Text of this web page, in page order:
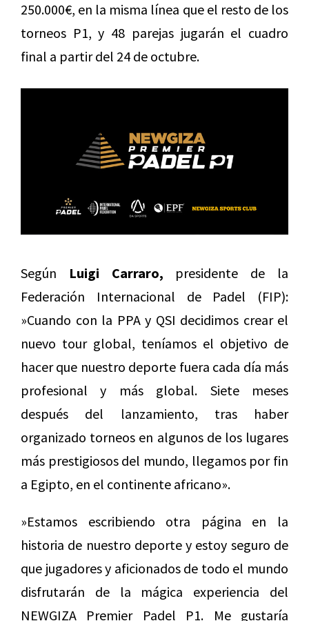
250.000€, en la misma línea que el resto de los
torneos P1, y 48 parejas jugarán el cuadro
final a partir del 24 de octubre.
Según Luigi Carraro, presidente de la
Federación Internacional de Padel (FIP):
»Cuando con la PPA y QSI decidimos crear el
nuevo tour global, teníamos el objetivo de
hacer que nuestro deporte fuera cada día más
profesional y más global. Siete meses
después del lanzamiento, tras haber
organizado torneos en algunos de los lugares
más prestigiosos del mundo, llegamos por fin
a Egipto, en el continente africano».
»Estamos escribiendo otra página en la
historia de nuestro deporte y estoy seguro de
que jugadores y aficionados de todo el mundo
disfrutarán de la mágica experiencia del
NEWGIZA Premier Padel P1. Me gustaría